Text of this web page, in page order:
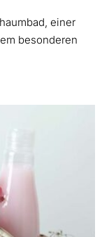
einer
besonderen